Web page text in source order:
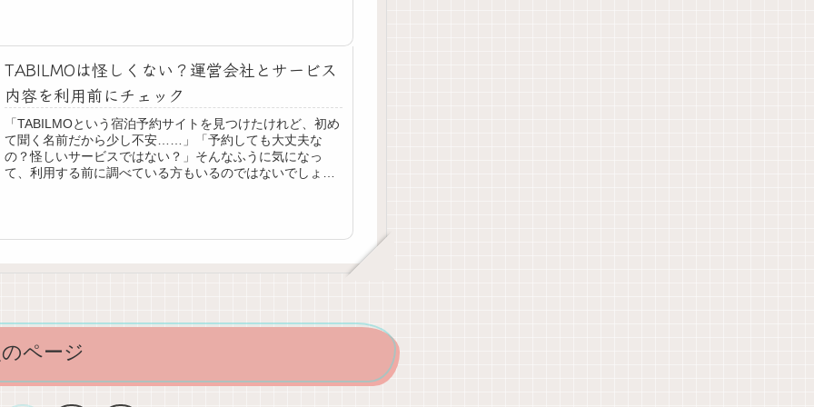
TABILMOは怪しくない？運営会社とサービス
内容を利用前にチェック
「TABILMOという宿泊予約サイトを見つけたけれど、初め
て聞く名前だから少し不安……」「予約しても大丈夫な
の？怪しいサービスではない？」そんなふうに気になっ
て、利用する前に調べている方もいるのではないでしょう
ページ